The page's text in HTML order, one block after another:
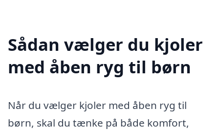
Sådan vælger du kjoler
med åben ryg til børn
Når du vælger kjoler med åben ryg til
børn, skal du tænke på både komfort,